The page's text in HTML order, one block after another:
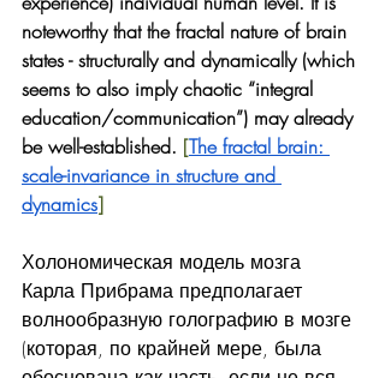
noteworthy that the fractal nature of brain
states - structurally and dynamically (which
seems to also imply chaotic “integral
education/communication”) may already
be well-established. [The fractal brain:
scale-invariance in structure and
dynamics]
Холономическая модель мозга
Карла Прибрама предполагает
волнообразную голографию в мозге
(которая, по крайней мере, была